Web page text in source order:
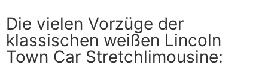
Die vielen Vorzüge der
klassischen weißen Lincoln
Town Car Stretchlimousine: